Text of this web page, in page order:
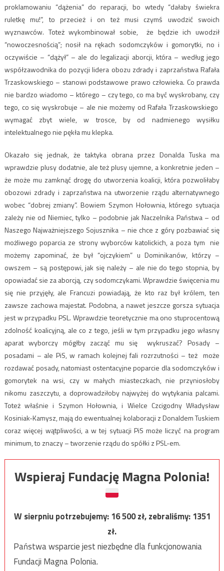
proklamowaniu “dążenia” do reparacji, bo wtedy “dałaby świekra
ruletkę mu!”, to przecież i on też musi czymś uwodzić swoich
wyznawców. Toteż wykombinował sobie, że będzie ich uwodził
“nowoczesnością”; nosił na rękach sodomczyków i gomorytki, no i
oczywiście – “dążył” – ale do legalizacji aborcji, która – według jego
współzawodnika do pozycji lidera obozu zdrady i zaprzaństwa Rafała
Trzaskowskiego – stanowi podstawowe prawo człowieka. Co prawda
nie bardzo wiadomo – którego – czy tego, co ma być wyskrobany, czy
tego, co się wyskrobuje – ale nie możemy od Rafała Trzaskowskiego
wymagać zbyt wiele, w trosce, by od nadmienego wysiłku
intelektualnego nie pękła mu klepka.
Okazało się jednak, że taktyka obrana przez Donalda Tuska ma
wprawdzie plusy dodatnie, ale też plusy ujemne, a konkretnie jeden –
że może mu zamknąć drogę do utworzenia koalicji, która pozwoliłaby
obozowi zdrady i zaprzaństwa na utworzenie rządu alternatywnego
wobec “dobrej zmiany”. Bowiem Szymon Hołownia, którego sytuacja
zależy nie od Niemiec, tylko – podobnie jak Naczelnika Państwa – od
Naszego Najważniejszego Sojusznika – nie chce z góry pozbawiać się
możliwego poparcia ze strony wyborców katolickich, a poza tym nie
możemy zapominać, że był “ojczykiem” u Dominikanów, którzy –
owszem – są postępowi, jak się należy – ale nie do tego stopnia, by
opowiadać sie za aborcją, czy sodomczykami. Wprawdzie święcenia mu
się nie przyjęły, ale Francuzi powiadają, że kto raz był królem, ten
zawsze zachowa majestat. Podobna, a nawet jeszcze gorsza sytuacja
jest w przypadku PSL. Wprawdzie teoretycznie ma ono stuprocentową
zdolność koalicyjną, ale co z tego, jeśli w tym przypadku jego własny
aparat wyborczy mógłby zacząć mu się wykruszać? Posady –
posadami – ale PiS, w ramach kolejnej fali rozrzutności – też może
rozdawać posady, natomiast ostentacyjne poparcie dla sodomczyków i
gomorytek na wsi, czy w małych miasteczkach, nie przyniosłoby
nikomu zaszczytu, a doprowadziłoby najwyżej do wytykania palcami.
Toteż właśnie i Szymon Hołownia, i Wielce Czcigodny Władysław
Kosiniak-Kamysz, mają do ewentualnej kolaboracji z Donaldem Tuskiem
coraz więcej wątpliwości, a w tej sytuacji PiS może liczyć na program
minimum, to znaczy – tworzenie rządu do spółki z PSL-em.
Wspieraj Fundację Magna Polonia!
W sierpniu potrzebujemy:16 500zł, zebraliśmy:1351
zł.
Państwa wsparcie jest niezbędne dla funkcjonowania
Fundacji Magna Polonia.